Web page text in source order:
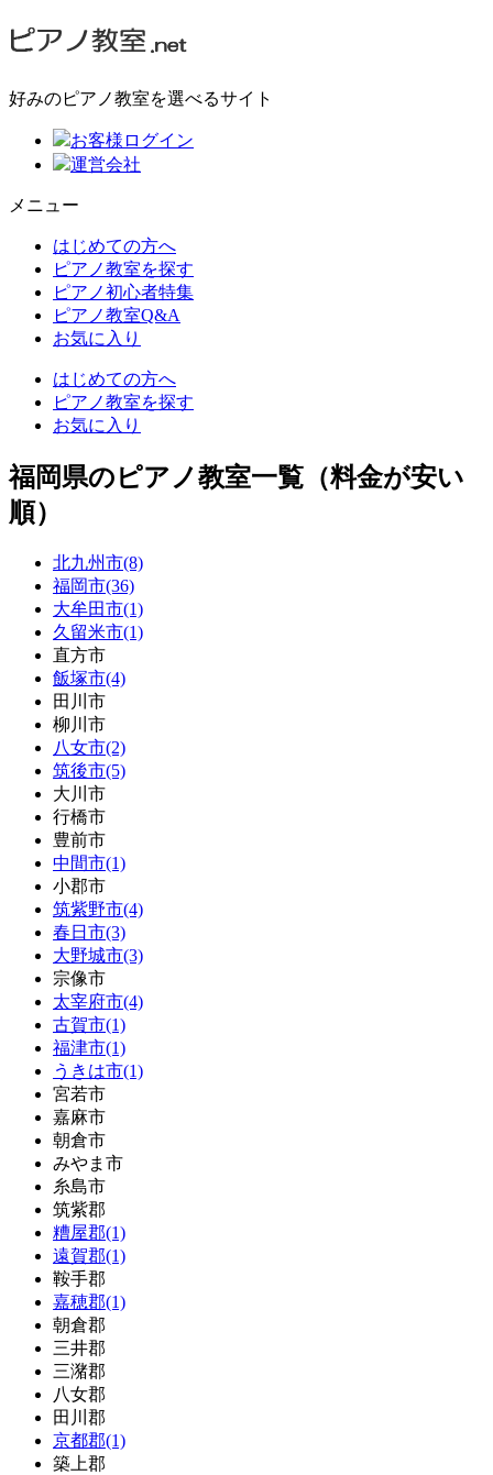
好みのピアノ教室を選べるサイト
お客様ログイン
運営会社
メニュー
はじめての方へ
ピアノ教室を探す
ピアノ初心者特集
ピアノ教室Q&A
お気に入り
はじめての方へ
ピアノ教室を探す
お気に入り
福岡県のピアノ教室一覧（料金が安い
順）
北九州市(8)
福岡市(36)
大牟田市(1)
久留米市(1)
直方市
飯塚市(4)
田川市
柳川市
八女市(2)
筑後市(5)
大川市
行橋市
豊前市
中間市(1)
小郡市
筑紫野市(4)
春日市(3)
大野城市(3)
宗像市
太宰府市(4)
古賀市(1)
福津市(1)
うきは市(1)
宮若市
嘉麻市
朝倉市
みやま市
糸島市
筑紫郡
糟屋郡(1)
遠賀郡(1)
鞍手郡
嘉穂郡(1)
朝倉郡
三井郡
三潴郡
八女郡
田川郡
京都郡(1)
築上郡